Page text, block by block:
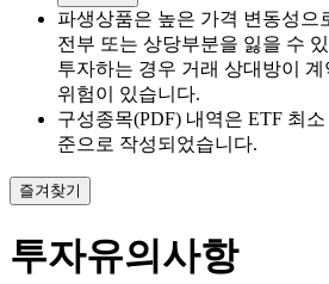
파생상품은 높은 가격 변동성으
전부 또는 상당부분을 잃을 수
투자하는 경우 거래 상대방이
위험이 있습니다.
구성종목(PDF) 내역은 ETF 최
준으로 작성되었습니다.
즐겨찾기
투자유의사항